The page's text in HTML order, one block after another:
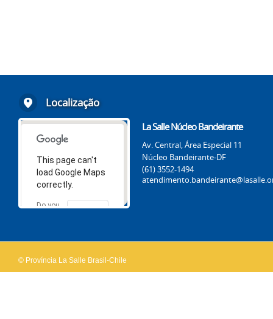
Localização
This page can't
load Google Maps
correctly.
Do you
OK
La Salle Núcleo Bandeirante
Av. Central, Área Especial 11
Núcleo Bandeirante-DF
(61) 3552-1494
© Província La Salle Brasil-Chile